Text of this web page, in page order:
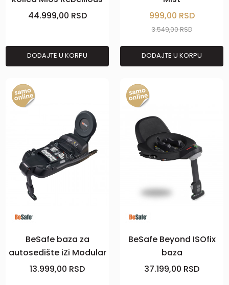
44.999,00 RSD
DODAJTE U KORPU
999,00 RSD
3.549,00RSD
DODAJTE U KORPU
BeSafe baza za
autosedište iZi Modular
i-Size
13.999,00 RSD
BeSafe Beyond ISOfix
baza
37.199,00 RSD